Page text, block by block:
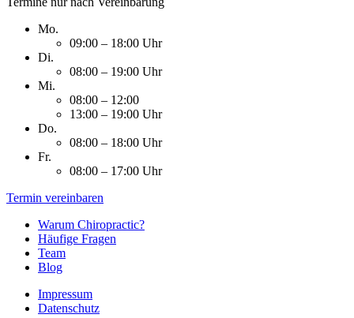
Mo.
09:00 – 18:00 Uhr
Di.
08:00 – 19:00 Uhr
Mi.
08:00 – 12:00
13:00 – 19:00 Uhr
Do.
08:00 – 18:00 Uhr
Fr.
08:00 – 17:00 Uhr
Termin vereinbaren
Warum Chiropractic?
Häufige Fragen
Team
Blog
Impressum
Datenschutz